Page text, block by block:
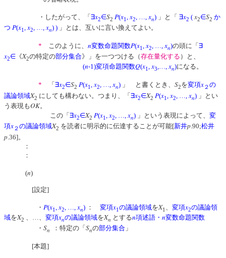
・したがって、「 ∃x2∈S2 P(x1 x2 xn) 」と「 ∃x2 (x2∈S2 か
つ P(x1 x2 xn) ) 」とは、互いに言い換えてよい。
* このように、 n変数命題関数P(x1,x2, …,xn)の頭に「 ∃
x2∈ 《X2の特定の部分集合》」を一つつける（存在量化する ）と、
(n-1)変項命題関数Q(x1 x3 xn)になる。
* 「 ∃x2∈S2 P(x1,x2, …,xn) 」 と書くとき、 S2を変項x ２の
議論領域X2 にしても構わない。つまり、「 ∃x2∈X2 P(x1 x2 xn) 」とい
う表現もOK。
この「 ∃x2∈X2 P(x1,x2, …,xn) 」という表現によって、 変
項x ２の議論領域X2 を読者に明示的に伝達することが可能[新井p.90;松井
p .36]。
：
：
(n)
[設定]
・ P(x1 x2 xn) ： 変項x1の議論領域をX1 変項x2の議論領
域をX2 、…、 変項xnの議論領域をXn とするn項述語・ n変数命題関数
・ Sn ：特定の「 Snの部分集合 」
[本題]